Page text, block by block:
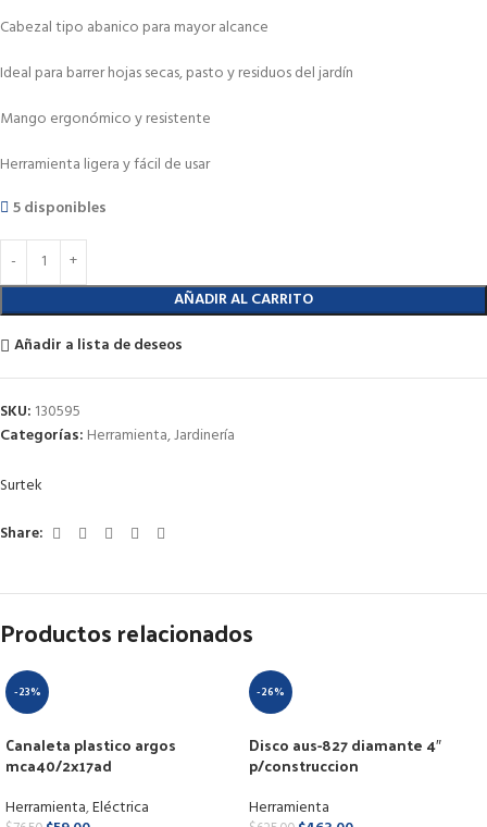
Cabezal tipo abanico para mayor alcance
Ideal para barrer hojas secas, pasto y residuos del jardín
Mango ergonómico y resistente
Herramienta ligera y fácil de usar
5 disponibles
AÑADIR AL CARRITO
Añadir a lista de deseos
SKU: 130595
Categorías: Herramienta,Jardinería
Surtek
Share:
Productos relacionados
-23%
Canaleta plastico argos
mca40/2x17ad
Herramienta,Eléctrica
-26%
Disco aus-827 diamante 4″
p/construccion
Herramienta